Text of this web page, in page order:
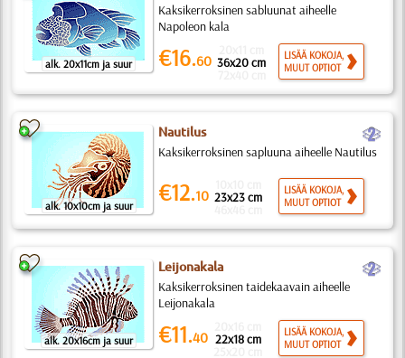
alk. 20x11cm ja suur
Kaksikerroksinen sabluunat aiheelle
Napoleon kala
€16.60 36x20 cm
LISÄÄ KOKOJA,
MUUT OPTIOT
alk. 10x10cm ja suur
Nautilus b
Kaksikerroksinen sapluuna aiheelle Nautilus
€12.10 23x23 cm
LISÄÄ KOKOJA,
MUUT OPTIOT
alk. 20x16cm ja suur
Leijonakala b
Kaksikerroksinen taidekaavain aiheelle
Leijonakala
€11.40 22x18 cm
LISÄÄ KOKOJA,
MUUT OPTIOT